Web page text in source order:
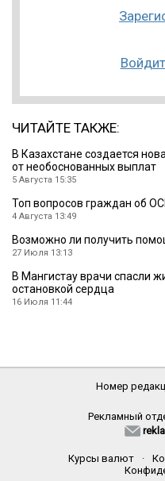
ЧИТАЙТЕ ТАКЖЕ:
В Казахстане создается
от необоснованных выплат
5 Августа 15:35
Топ вопросов граждан об
4 Августа 13:49
Возможно ли получить
27 Июля 13:13
В Мангистау врачи спасли
остановкой сердца
16 Июля 11:44
Номер
Рекламный
Курсы валют ·